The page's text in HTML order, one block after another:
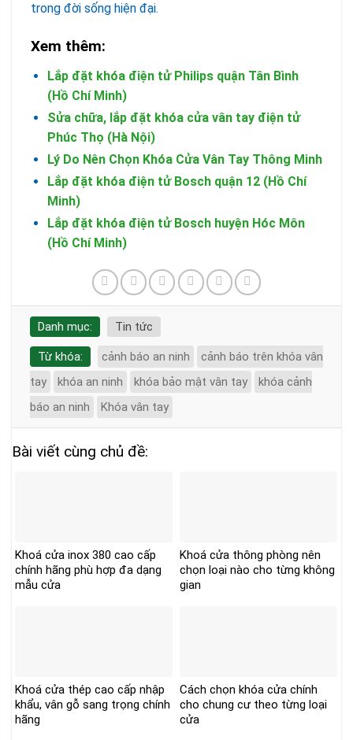
trong đời sống hiện đại.
Xem thêm:
Lắp đặt khóa điện tử Philips quận Tân Bình
(Hồ Chí Minh)
Sửa chữa, lắp đặt khóa cửa vân tay điện tử
Phúc Thọ (Hà Nội)
Lý Do Nên Chọn Khóa Cửa Vân Tay Thông Minh
Lắp đặt khóa điện tử Bosch quận 12 (Hồ Chí
Minh)
Lắp đặt khóa điện tử Bosch huyện Hóc Môn
(Hồ Chí Minh)
Danh mục: Tin tức
Từ khóa: cảnh báo an ninh
cảnh báo trên khóa vân
tay
khóa an ninh khóa bảo mật vân tay
khóa cảnh
báo an ninh
Khóa vân tay
Bài viết cùng chủ đề:
Khoá cửa inox 380 cao cấp
chính hãng phù hợp đa dạng
mẫu cửa
Khoá cửa thông phòng nên
chọn loại nào cho từng không
gian
Khoá cửa thép cao cấp nhập
khẩu, vân gỗ sang trọng chính
hãng
Cách chọn khóa cửa chính
cho chung cư theo từng loại
cửa